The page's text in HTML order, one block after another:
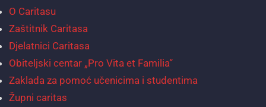
O Caritasu
Zaštitnik Caritasa
Djelatnici Caritasa
Obiteljski centar „Pro Vita et Familia“
Zaklada za pomoć učenicima i studentima
Župni caritas